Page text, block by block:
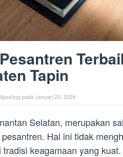
Tapin
pada Januari 20, 2024
Selatan, merupakan
Hal ini tidak
keagamaan yang